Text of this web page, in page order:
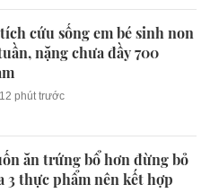
cứu sống em bé sinh non
nặng chưa đầy 700
12 phút trước
ăn trứng bổ hơn đừng bỏ
3 thực phẩm nên kết hợp